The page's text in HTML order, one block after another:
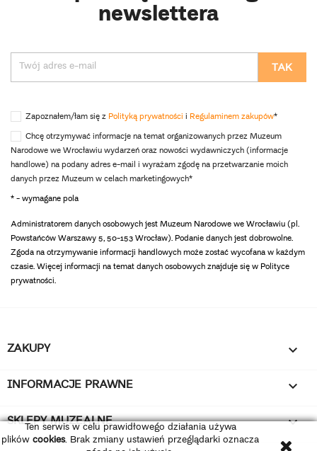
newslettera
Zapoznałem/łam się z Polityką prywatności i Regulaminem zakupów*
Chcę otrzymywać informacje na temat organizowanych przez Muzeum
Narodowe we Wrocławiu wydarzeń oraz nowości wydawniczych (informacje
handlowe) na podany adres e-mail i wyrażam zgodę na przetwarzanie moich
danych przez Muzeum w celach marketingowych*
* - wymagane pola
Administratorem danych osobowych jest Muzeum Narodowe we Wrocławiu (pl.
Powstańców Warszawy 5, 50-153 Wrocław). Podanie danych jest dobrowolne.
Zgoda na otrzymywanie informacji handlowych może zostać wycofana w każdym
czasie. Więcej informacji na temat danych osobowych znajduje się w Polityce
prywatności.
ZAKUPY 
INFORMACJE PRAWNE 
SKLEPY MUZEALNE 
Ten serwis w celu prawidłowego działania używa
plikówcookies. Brak zmiany ustawień przeglądarki oznacza